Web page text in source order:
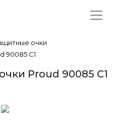
очки
90085 C1
Proud 90085 C1